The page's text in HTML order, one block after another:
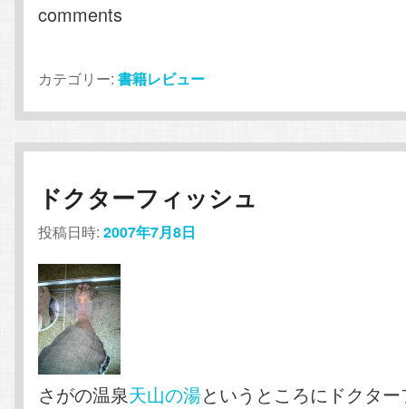
comments
カテゴリー: 書籍レビュー
ドクターフィッシュ
投稿日時:2007年7月8日
さがの温泉天山の湯というところにドクタ